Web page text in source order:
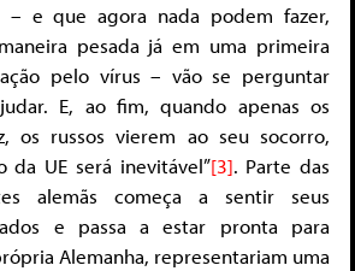
e que agora nada podem fazer,
pesada já em uma primeira
pelo vírus – vão se perguntar
E, ao fim, quando apenas os
os russos vierem ao seu socorro,
da UE será inevitável”[3]. Parte das
alemãs começa a sentir seus
e passa a estar pronta para
Alemanha, representariam uma